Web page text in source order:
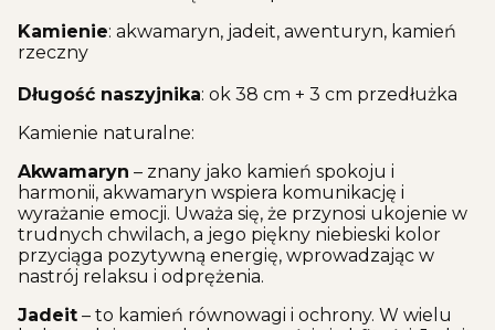
Kamienie: akwamaryn, jadeit, awenturyn, kamień
rzeczny
Długość naszyjnika: ok 38 cm + 3 cm przedłużka
Kamienie naturalne:
Akwamaryn – znany jako kamień spokoju i
harmonii, akwamaryn wspiera komunikację i
wyrażanie emocji. Uważa się, że przynosi ukojenie w
trudnych chwilach, a jego piękny niebieski kolor
przyciąga pozytywną energię, wprowadzając w
nastrój relaksu i odprężenia.
Jadeit – to kamień równowagi i ochrony. W wielu